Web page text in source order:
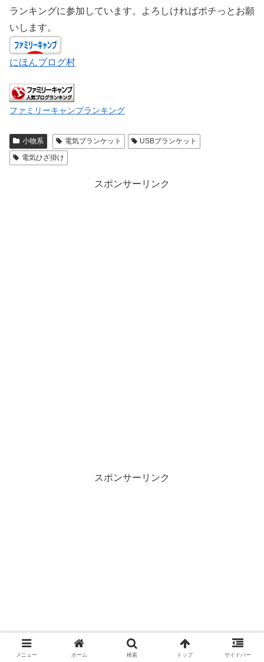
ランキングに参加しています。よろしければポチっとお願
いします。
にほんブログ村
ファミリーキャンプランキング
小物系 電気ブランケット
USBブランケット
電気ひざ掛け
スポンサーリンク
スポンサーリンク
メニュー ホーム 検索 トップ サイドバー